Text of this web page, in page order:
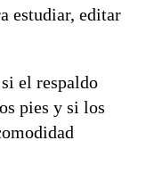
estudiar, editar
el respaldo
pies y si los